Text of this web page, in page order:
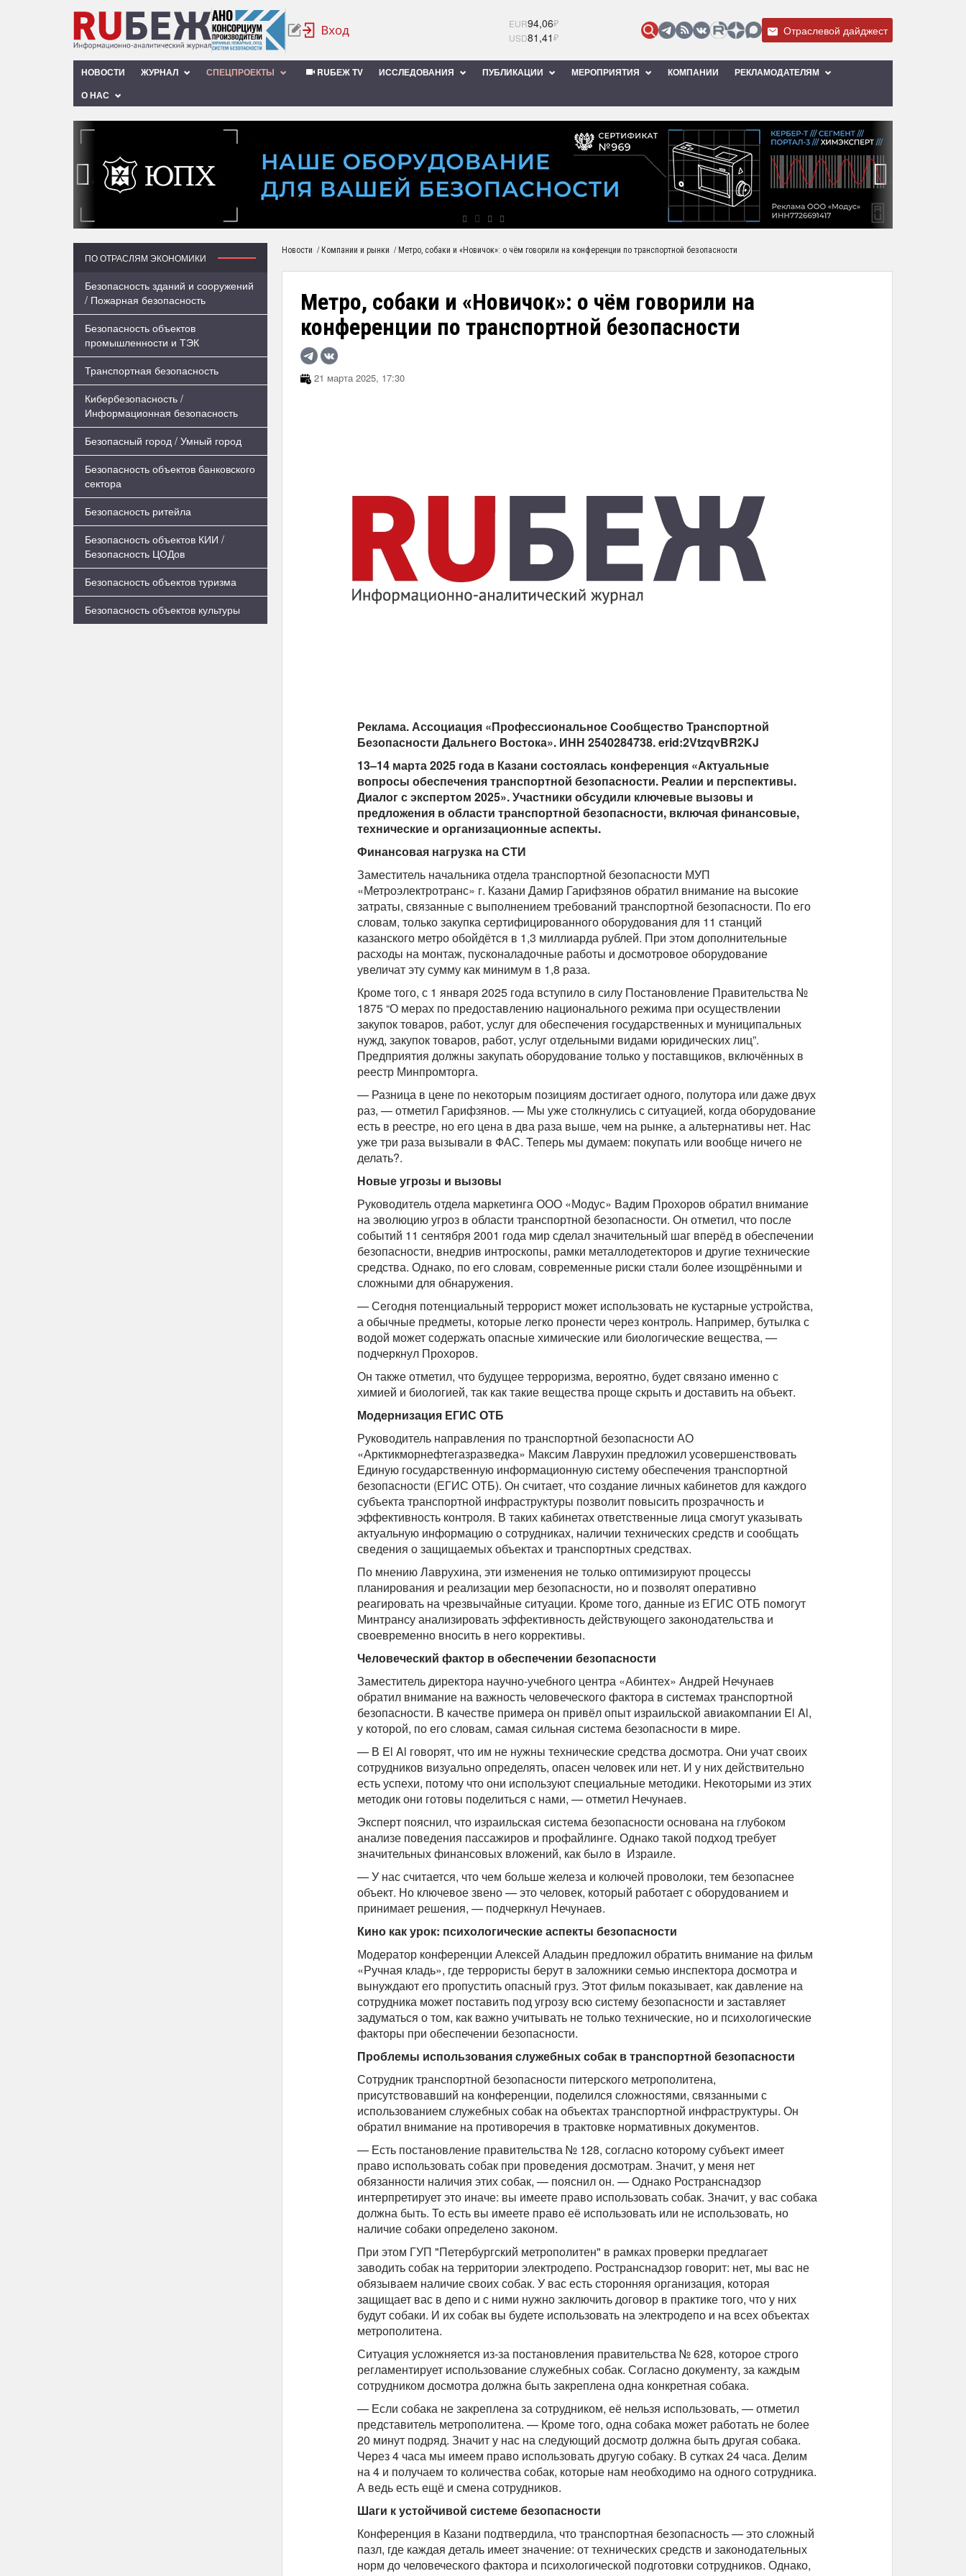
EUR94,06₽
USD81,41₽ Отраслевой дайджест
НОВОСТИ ЖУРНАЛ СПЕЦПРОЕКТЫ RUБЕЖ TV ИССЛЕДОВАНИЯ ПУБЛИКАЦИИ МЕРОПРИЯТИЯ КОМПАНИИ
РЕКЛАМОДАТЕЛЯМ
О НАС
‹
ПО ОТРАСЛЯМ ЭКОНОМИКИ
Безопасность зданий и сооружений
/ Пожарная безопасность
Безопасность объектов
промышленности и ТЭК
Транспортная безопасность
Кибербезопасность /
Информационная безопасность
Безопасный город / Умный город
Безопасность объектов банковского
сектора
Безопасность ритейла
Безопасность объектов КИИ /
Безопасность ЦОДов
Безопасность объектов туризма
Безопасность объектов культуры
Новости / Компании и рынки / Метро, собаки и «Новичок»: о чём говорили на конференции по транспортной безопасности
Метро, собаки и «Новичок»: о чём говорили на
конференции по транспортной безопасности
21 марта 2025, 17:30
Реклама. Ассоциация «Профессиональное Сообщество Транспортной
Безопасности Дальнего Востока». ИНН 2540284738. erid:2VtzqvBR2KJ
13–14 марта 2025 года в Казани состоялась конференция «Актуальные
вопросы обеспечения транспортной безопасности. Реалии и перспективы.
Диалог с экспертом 2025». Участники обсудили ключевые вызовы и
предложения в области транспортной безопасности, включая финансовые,
технические и организационные аспекты.
Финансовая нагрузка на СТИ
Заместитель начальника отдела транспортной безопасности МУП
«Метроэлектротранс» г. Казани Дамир Гарифзянов обратил внимание на высокие
затраты, связанные с выполнением требований транспортной безопасности. По его
словам, только закупка сертифицированного оборудования для 11 станций
казанского метро обойдётся в 1,3 миллиарда рублей. При этом дополнительные
расходы на монтаж, пусконаладочные работы и досмотровое оборудование
увеличат эту сумму как минимум в 1,8 раза.
Кроме того, с 1 января 2025 года вступило в силу Постановление Правительства №
1875 “О мерах по предоставлению национального режима при осуществлении
закупок товаров, работ, услуг для обеспечения государственных и муниципальных
нужд, закупок товаров, работ, услуг отдельными видами юридических лиц”.
Предприятия должны закупать оборудование только у поставщиков, включённых в
реестр Минпромторга.
— Разница в цене по некоторым позициям достигает одного, полутора или даже двух
раз, — отметил Гарифзянов. — Мы уже столкнулись с ситуацией, когда оборудование
есть в реестре, но его цена в два раза выше, чем на рынке, а альтернативы нет. Нас
уже три раза вызывали в ФАС. Теперь мы думаем: покупать или вообще ничего не
делать?.
Новые угрозы и вызовы
Руководитель отдела маркетинга ООО «Модус» Вадим Прохоров обратил внимание
на эволюцию угроз в области транспортной безопасности. Он отметил, что после
событий 11 сентября 2001 года мир сделал значительный шаг вперёд в обеспечении
безопасности, внедрив интроскопы, рамки металлодетекторов и другие технические
средства. Однако, по его словам, современные риски стали более изощрёнными и
сложными для обнаружения.
— Сегодня потенциальный террорист может использовать не кустарные устройства,
а обычные предметы, которые легко пронести через контроль. Например, бутылка с
водой может содержать опасные химические или биологические вещества, —
подчеркнул Прохоров.
Он также отметил, что будущее терроризма, вероятно, будет связано именно с
химией и биологией, так как такие вещества проще скрыть и доставить на объект.
Модернизация ЕГИС ОТБ
Руководитель направления по транспортной безопасности АО
«Арктикморнефтегазразведка» Максим Лаврухин предложил усовершенствовать
Единую государственную информационную систему обеспечения транспортной
безопасности (ЕГИС ОТБ). Он считает, что создание личных кабинетов для каждого
субъекта транспортной инфраструктуры позволит повысить прозрачность и
эффективность контроля. В таких кабинетах ответственные лица смогут указывать
актуальную информацию о сотрудниках, наличии технических средств и сообщать
сведения о защищаемых объектах и транспортных средствах.
По мнению Лаврухина, эти изменения не только оптимизируют процессы
планирования и реализации мер безопасности, но и позволят оперативно
реагировать на чрезвычайные ситуации. Кроме того, данные из ЕГИС ОТБ помогут
Минтрансу анализировать эффективность действующего законодательства и
своевременно вносить в него коррективы.
Человеческий фактор в обеспечении безопасности
Заместитель директора научно-учебного центра «Абинтех» Андрей Нечунаев
обратил внимание на важность человеческого фактора в системах транспортной
безопасности. В качестве примера он привёл опыт израильской авиакомпании El Al,
у которой, по его словам, самая сильная система безопасности в мире.
— В El Al говорят, что им не нужны технические средства досмотра. Они учат своих
сотрудников визуально определять, опасен человек или нет. И у них действительно
есть успехи, потому что они используют специальные методики. Некоторыми из этих
методик они готовы поделиться с нами, — отметил Нечунаев.
Эксперт пояснил, что израильская система безопасности основана на глубоком
анализе поведения пассажиров и профайлинге. Однако такой подход требует
значительных финансовых вложений, как было в Израиле.
— У нас считается, что чем больше железа и колючей проволоки, тем безопаснее
объект. Но ключевое звено — это человек, который работает с оборудованием и
принимает решения, — подчеркнул Нечунаев.
Кино как урок: психологические аспекты безопасности
Модератор конференции Алексей Аладьин предложил обратить внимание на фильм
«Ручная кладь», где террористы берут в заложники семью инспектора досмотра и
вынуждают его пропустить опасный груз. Этот фильм показывает, как давление на
сотрудника может поставить под угрозу всю систему безопасности и заставляет
задуматься о том, как важно учитывать не только технические, но и психологические
факторы при обеспечении безопасности.
Проблемы использования служебных собак в транспортной безопасности
Сотрудник транспортной безопасности питерского метрополитена,
присутствовавший на конференции, поделился сложностями, связанными с
использованием служебных собак на объектах транспортной инфраструктуры. Он
обратил внимание на противоречия в трактовке нормативных документов.
— Есть постановление правительства № 128, согласно которому субъект имеет
право использовать собак при проведения досмотрам. Значит, у меня нет
обязанности наличия этих собак, — пояснил он. — Однако Ространснадзор
интерпретирует это иначе: вы имеете право использовать собак. Значит, у вас собака
должна быть. То есть вы имеете право её использовать или не использовать, но
наличие собаки определено законом.
При этом ГУП "Петербургский метрополитен" в рамках проверки предлагает
заводить собак на территории электродепо. Ространснадзор говорит: нет, мы вас не
обязываем наличие своих собак. У вас есть сторонняя организация, которая
защищает вас в депо и с ними нужно заключить договор в практике того, что у них
будут собаки. И их собак вы будете использовать на электродепо и на всех объектах
метрополитена.
Ситуация усложняется из-за постановления правительства № 628, которое строго
регламентирует использование служебных собак. Согласно документу, за каждым
сотрудником досмотра должна быть закреплена одна конкретная собака.
— Если собака не закреплена за сотрудником, её нельзя использовать, — отметил
представитель метрополитена. — Кроме того, одна собака может работать не более
20 минут подряд. Значит у нас на следующий досмотр должна быть другая собака.
Через 4 часа мы имеем право использовать другую собаку. В сутках 24 часа. Делим
на 4 и получаем то количества собак, которые нам необходимо на одного сотрудника.
А ведь есть ещё и смена сотрудников.
Шаги к устойчивой системе безопасности
Конференция в Казани подтвердила, что транспортная безопасность — это сложный
пазл, где каждая деталь имеет значение: от технических средств и законодательных
норм до человеческого фактора и психологической подготовки сотрудников. Однако,